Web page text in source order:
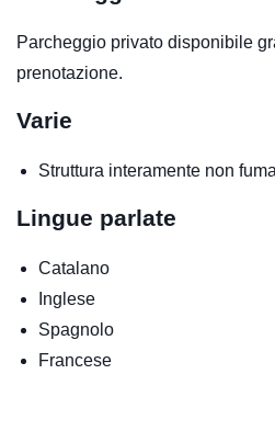
Parcheggio privato disponibile
prenotazione.
Varie
Struttura interamente non
Lingue parlate
Catalano
Inglese
Spagnolo
Francese